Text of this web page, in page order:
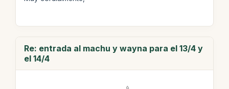
Re: entrada al machu y wayna para el 13/4 y
el 14/4